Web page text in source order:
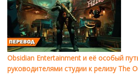
Obsidian Entertainment и её особый
руководителями студии к релизу The